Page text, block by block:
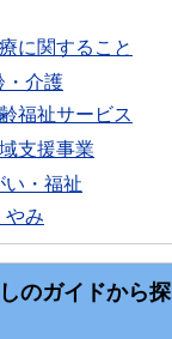
に関すること
・介護
福祉サービス
支援事業
い・福祉
やみ
のガイドから探